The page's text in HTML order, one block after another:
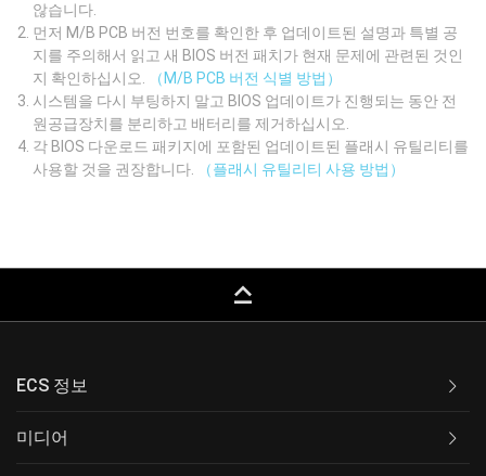
않습니다.
먼저 M/B PCB 버전 번호를 확인한 후 업데이트된 설명과 특별 공
지를 주의해서 읽고 새 BIOS 버전 패치가 현재 문제에 관련된 것인
지 확인하십시오.
（M/B PCB 버전 식별 방법）
시스템을 다시 부팅하지 말고 BIOS 업데이트가 진행되는 동안 전
원공급장치를 분리하고 배터리를 제거하십시오.
각 BIOS 다운로드 패키지에 포함된 업데이트된 플래시 유틸리티를
사용할 것을 권장합니다.
（플래시 유틸리티 사용 방법）
keyboard_capslock
ECS 정보
미디어